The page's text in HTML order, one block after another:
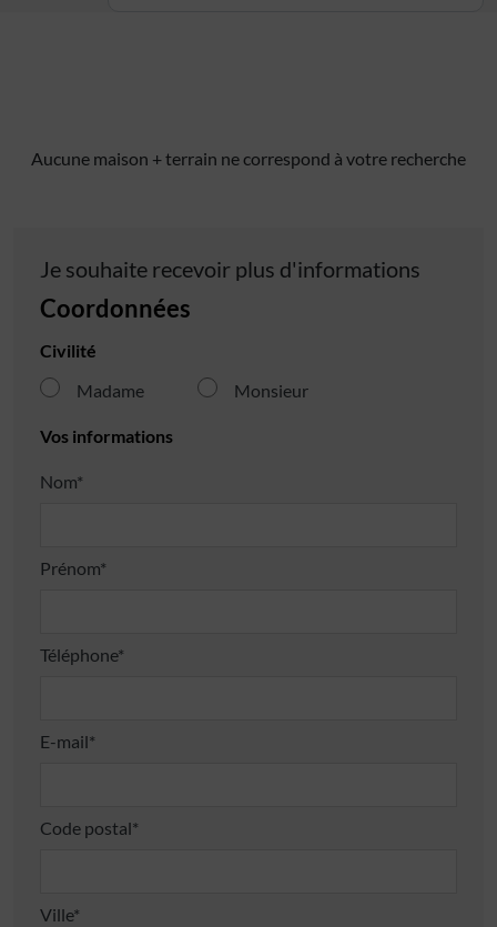
Aucune maison + terrain ne correspond à votre recherche
Je souhaite recevoir plus d'informations
Coordonnées
Civilité
Madame
Monsieur
Vos informations
Nom*
Prénom*
Téléphone*
E-mail*
Code postal*
Ville*